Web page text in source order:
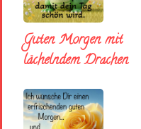
Guten Morgen mit
lächelndem Drachen